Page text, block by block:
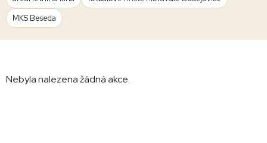
MKS Beseda
Nebyla nalezena žádná akce.